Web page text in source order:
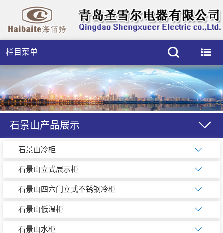
栏目菜单
石景山产品展示
石景山冷柜
石景山立式展示柜
石景山四六门立式不锈钢冷柜
石景山低温柜
石景山水柜